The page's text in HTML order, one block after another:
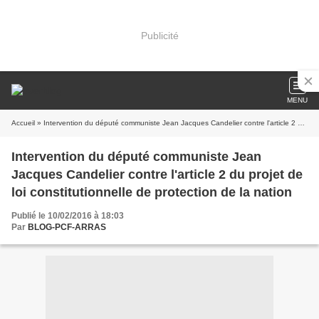
Publicité
MENU
Accueil » Intervention du député communiste Jean Jacques Candelier contre l'article 2 du projet de loi constitutionnelle de protection de la nation
Intervention du député communiste Jean
Jacques Candelier contre l'article 2 du projet de
loi constitutionnelle de protection de la nation
Publié le 10/02/2016 à 18:03
Par BLOG-PCF-ARRAS